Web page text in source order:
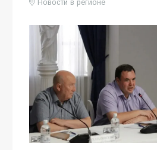
Новости в регионе